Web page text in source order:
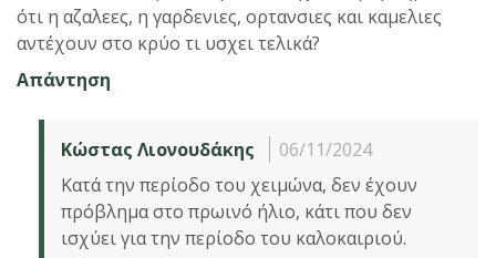
ότι η αζαλεες, η γαρδενιες, ορτανσιες και καμελιες
αντέχουν στο κρύο τι υσχει τελικά?
Απάντηση
Κώστας Λιονουδάκης
06/11/2024
Κατά την περίοδο του χειμώνα, δεν έχουν
πρόβλημα στο πρωινό ήλιο, κάτι που δεν
ισχύει για την περίοδο του καλοκαιριού.